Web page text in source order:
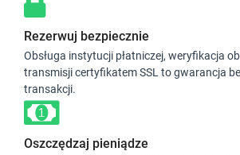
Rezerwuj bezpiecznie
Obsługa instytucji płatniczej, weryfikacja
transmisji certyfikatem SSL to gwarancja
transakcji.
Oszczędzaj pieniądze